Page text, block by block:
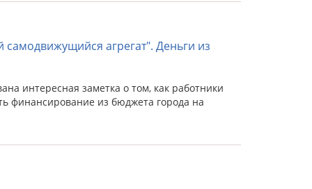
агрегат". Деньги из
интересная заметка о том, как работники
финансирование из бюджета города на